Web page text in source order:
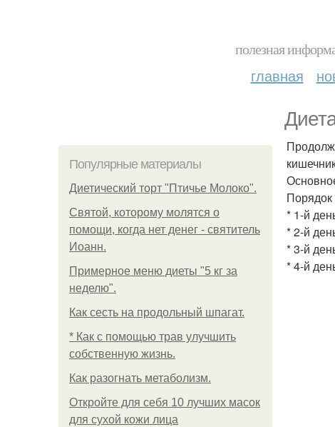
полезная
главная
Популярные материалы
Диетический торт "Птичье Молоко".
Святой, которому молятся о
помощи, когда нет денег - святитель
Иоанн.
Примерное меню диеты "5 кг за
неделю".
Как сесть на продольный шпагат.
* Как с помощью трав улучшить
собственную жизнь.
Как разогнать метаболизм.
Откройте для себя 10 лучших масок
для сухой кожи лица
* 1-й
* 2-й
* 3-й
* 4-й